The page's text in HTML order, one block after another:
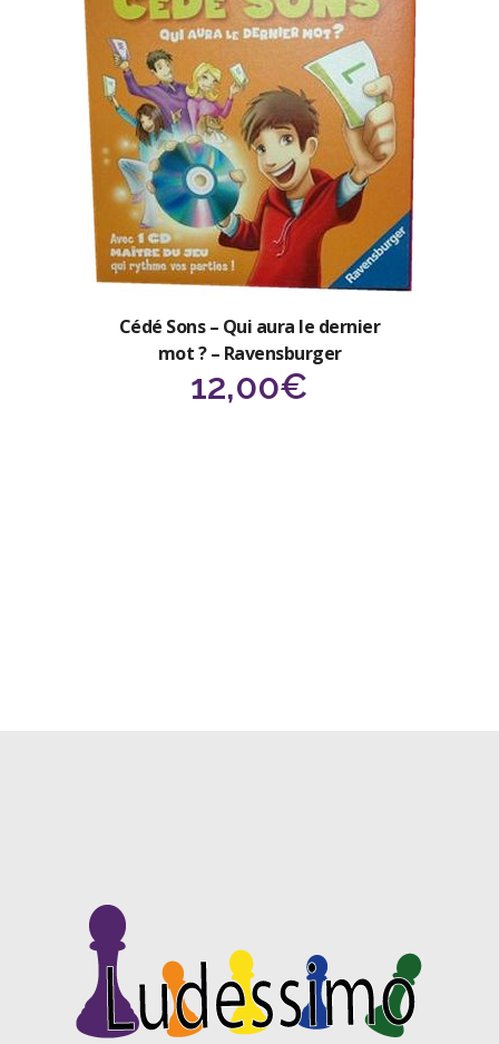
Cédé Sons – Qui aura le dernier
mot ? – Ravensburger
12,00€